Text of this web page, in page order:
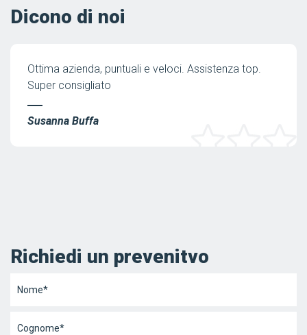
Dicono di noi
Ottima azienda, puntuali e veloci. Assistenza top.
Super consigliato
Susanna Buffa
Richiedi un prevenitvo
Nome *
Cognome *